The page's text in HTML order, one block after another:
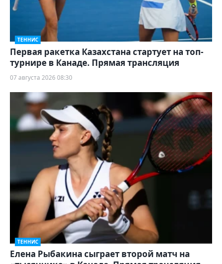
ТЕННИС
Первая ракетка Казахстана стартует на топ-
турнире в Канаде. Прямая трансляция
07 августа 2026 08:30
ТЕННИС
Елена Рыбакина сыграет второй матч на